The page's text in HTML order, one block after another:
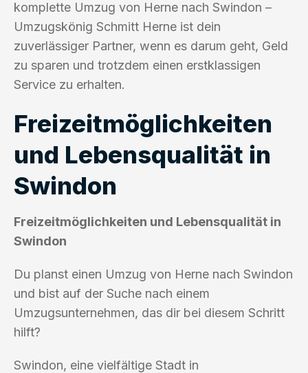
komplette Umzug von Herne nach Swindon –
Umzugskönig Schmitt Herne ist dein
zuverlässiger Partner, wenn es darum geht, Geld
zu sparen und trotzdem einen erstklassigen
Service zu erhalten.
Freizeitmöglichkeiten
und Lebensqualität in
Swindon
Freizeitmöglichkeiten und Lebensqualität in
Swindon
Du planst einen Umzug von Herne nach Swindon
und bist auf der Suche nach einem
Umzugsunternehmen, das dir bei diesem Schritt
hilft?
Swindon, eine vielfältige Stadt in